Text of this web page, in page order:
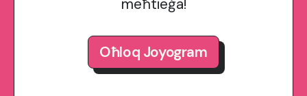
meħtieġa!
Oħloq Joyogram